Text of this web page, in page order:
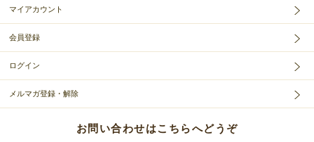
マイアカウント
会員登録
ログイン
メルマガ登録・解除
お問い合わせはこちらへどうぞ